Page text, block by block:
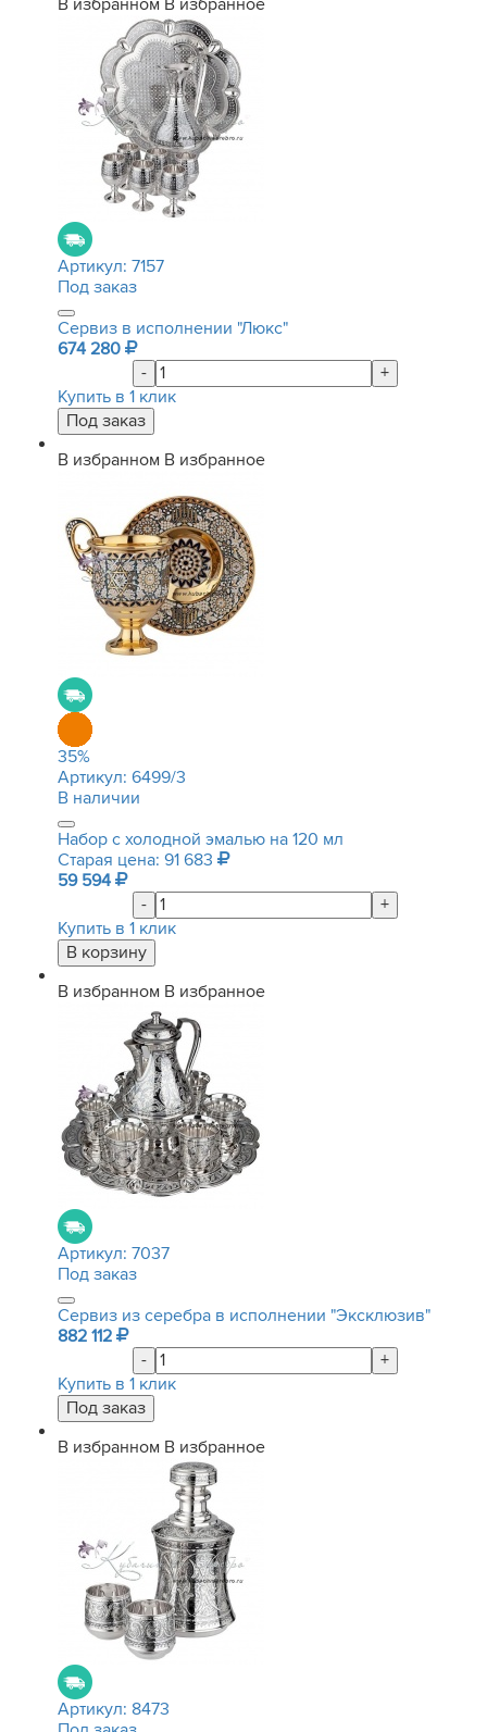
В избранном В избранное
Артикул: 7157
Под заказ
Сервиз в исполнении "Люкс"
674 280
-
+
Купить в 1 клик
В избранном В избранное
35%
Артикул: 6499/3
В наличии
Набор с холодной эмалью на 120 мл
Старая цена: 91 683
59 594
-
+
Купить в 1 клик
В избранном В избранное
Артикул: 7037
Под заказ
Сервиз из серебра в исполнении "Эксклюзив"
882 112
-
+
Купить в 1 клик
В избранном В избранное
Артикул: 8473